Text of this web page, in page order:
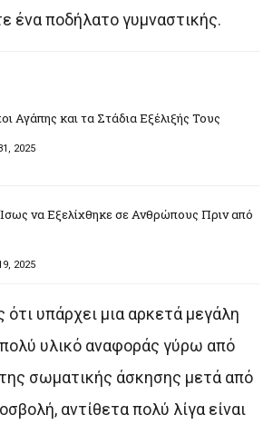
ένα ποδήλατο γυμναστικής.
Αγάπης και τα Στάδια Εξέλιξής Τους
2025
Ίσως να Εξελίχθηκε σε Ανθρώπους Πριν από
2025
ότι υπάρχει μια αρκετά μεγάλη
υλικό αναφοράς γύρω από
σωματικής άσκησης μετά από
αντίθετα πολύ λίγα είναι